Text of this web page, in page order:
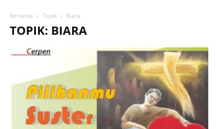
Beranda Topik Biara
TOPIK: BIARA